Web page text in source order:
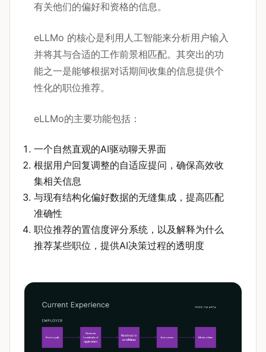
有关他们的偏好和资格的信息。
eLLMo 的核心是利用人工智能来分析用户输入
并将其与合适的工作前景相匹配。其突出的功
能之一是能够根据对话期间收集的信息提供个
性化的职位推荐。
eLLMo的主要功能包括：
一个自然直观的AI驱动聊天界面
根据用户回复调整的自适应提问，确保高效收
集相关信息
与现有结构化偏好数据的无缝集成，提高匹配
准确性
职位推荐的置信度评分系统，以及解释为什么
推荐某些职位，提供AI决策过程的透明度